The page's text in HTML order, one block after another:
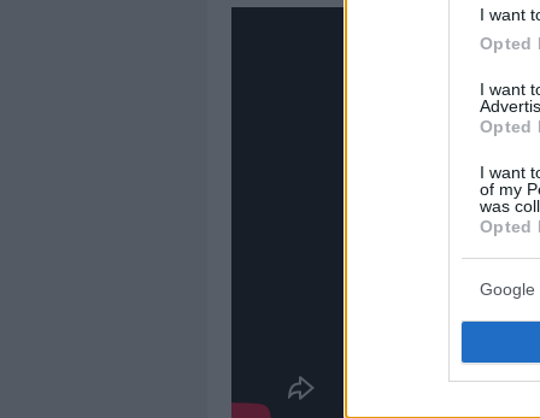
I want
Opted
I want
Opted
I want
of my
was
Opted
Google